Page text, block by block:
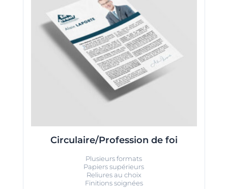
Circulaire/Profession de foi
Plusieurs formats
Papiers supérieurs
Reliures au choix
Finitions soignées